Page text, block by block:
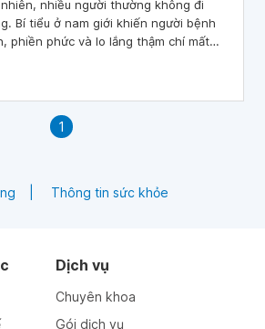
nhiều người thường không đi
Bí tiểu ở nam giới khiến người bệnh
phiền phức và lo lắng thậm chí mất
1
Thông tin sức khỏe
Dịch vụ
Chuyên khoa
Gói dịch vụ